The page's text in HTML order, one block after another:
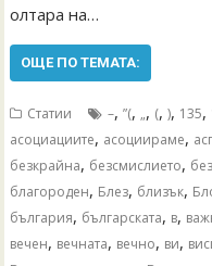
олтара на…
ОЩЕ ПО ТЕМАТА:
Статии –,”(, „, (,), 135,
асоциациите, асоциираме,
безкрайна, безсмислието,
благороден, Блез, близък,
българия, българската, в,
вечен, вечната, вечно, ви,